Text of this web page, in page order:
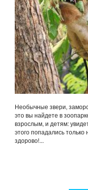
Необычные звери,
это вы найдете в
взрослым, и детям:
этого попадались только
здорово!...